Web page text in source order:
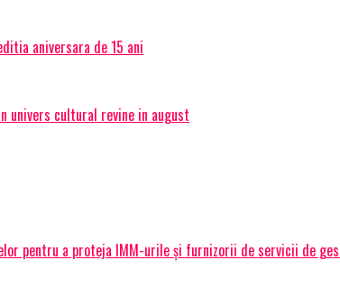
aniversara de 15 ani
univers cultural revine in august
pentru a proteja IMM-urile și furnizorii de servicii de